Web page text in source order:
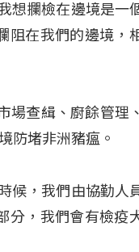
想攔檢在邊境是一
阻在我們的邊境，
場查緝、廚餘管理
防堵非洲豬瘟。
候，我們由協勤人
分，我們會有檢疫